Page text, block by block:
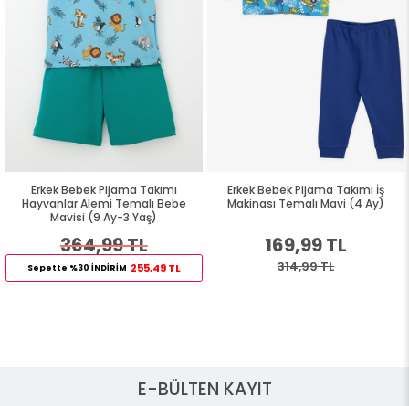
Erkek Bebek Pijama Takımı
Hayvanlar Alemi Temalı Bebe
Mavisi (9 Ay-3 Yaş)
364,99 TL
Sepette %30 İNDİRİM 255,49 TL
Erkek Bebek Pijama Takımı İş
Makinası Temalı Mavi (4 Ay)
169,99 TL
314,99 TL
E-BÜLTEN KAYIT